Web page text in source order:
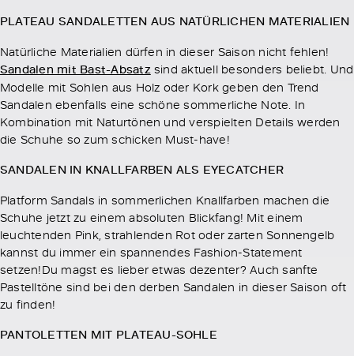
PLATEAU SANDALETTEN AUS NATÜRLICHEN MATERIALIEN
Natürliche Materialien dürfen in dieser Saison nicht fehlen!
Sandalen mit Bast-Absatzsind aktuell besonders beliebt. Und
Modelle mit Sohlen aus Holz oder Kork geben den Trend
Sandalen ebenfalls eine schöne sommerliche Note. In
Kombination mit Naturtönen und verspielten Details werden
die Schuhe so zum schicken Must-have!
SANDALEN IN KNALLFARBEN ALS EYECATCHER
Platform Sandals in sommerlichen Knallfarben machen die
Schuhe jetzt zu einem absoluten Blickfang! Mit einem
leuchtenden Pink, strahlenden Rot oder zarten Sonnengelb
kannst du immer ein spannendes Fashion-Statement
setzen!Du magst es lieber etwas dezenter? Auch sanfte
Pastelltöne sind bei den derben Sandalen in dieser Saison oft
zu finden!
PANTOLETTEN MIT PLATEAU-SOHLE